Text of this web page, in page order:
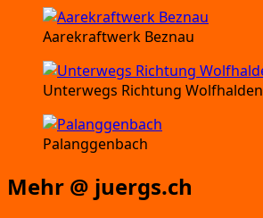
Aarekraftwerk Beznau
Unterwegs Richtung Wolfhalden
Palanggenbach
Mehr @ juergs.ch